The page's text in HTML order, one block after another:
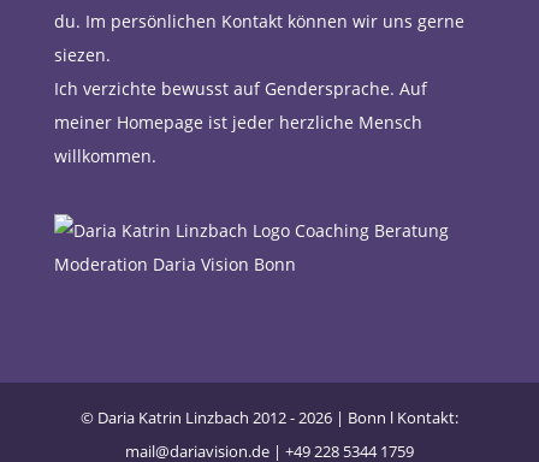
du. Im persönlichen Kontakt können wir uns gerne
siezen.
Ich verzichte bewusst auf Gendersprache. Auf
meiner Homepage ist jeder herzliche Mensch
willkommen.
© Daria Katrin Linzbach 2012 - 2026 | Bonn l Kontakt:
mail@dariavision.de | +49 228 5344 1759